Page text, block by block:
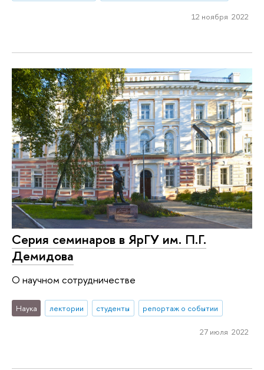
12 ноября 2022
Серия семинаров в ЯрГУ им. П.Г.
Демидова
О научном сотрудничестве
Наука лектории студенты репортаж о событии
27 июля 2022